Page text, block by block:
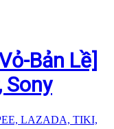
Bản Lề]
Sony